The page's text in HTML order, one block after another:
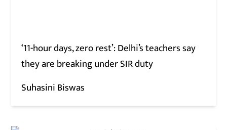
‘11-hour days, zero rest’: Delhi’s teachers say
they are breaking under SIR duty
Suhasini Biswas